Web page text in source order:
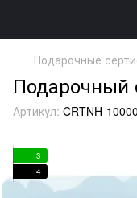
Подарочные
Подарочный
Артикул: CRTNH-10000
3
4